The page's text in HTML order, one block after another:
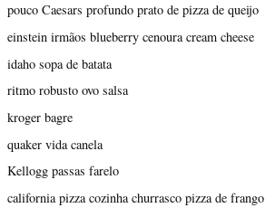
pouco Caesars profundo prato de pizza de queijo
einstein irmãos blueberry cenoura cream cheese
idaho sopa de batata
ritmo robusto ovo salsa
kroger bagre
quaker vida canela
Kellogg passas farelo
california pizza cozinha churrasco pizza de frango